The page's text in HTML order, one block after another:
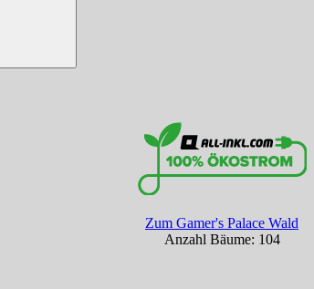
Zum Gamer's Palace Wald
Anzahl Bäume: 104